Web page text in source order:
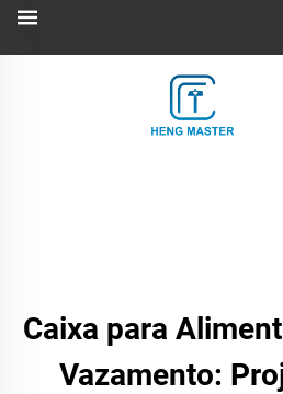
Caixa para
Vazamento: